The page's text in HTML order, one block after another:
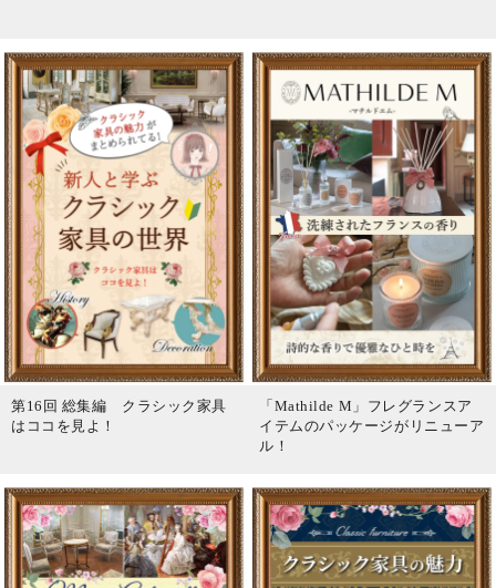
第16回 総集編 クラシック家具
はココを見よ！
「Mathilde M」フレグランスア
イテムのパッケージがリニューア
ル！